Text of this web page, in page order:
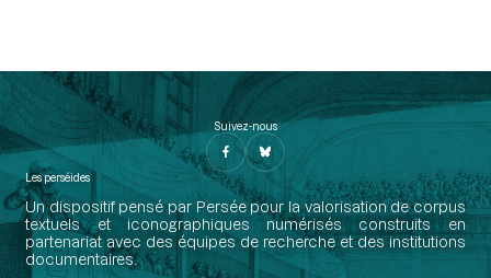
Suivez-nous
Les perséides
Un dispositif pensé par Persée pour la valorisation de corpus
textuels et iconographiques numérisés construits en
partenariat avec des équipes de recherche et des institutions
documentaires.